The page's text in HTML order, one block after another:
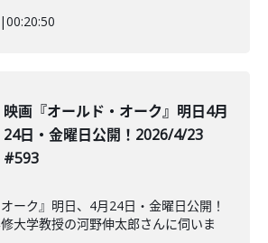
|00:20:50
映画『オールド・オーク』明日4月
24日・金曜日公開！2026/4/23
#593
ーク』明日、4月24日・金曜日公開！
大学教授の河野伸太郎さんに伺いま